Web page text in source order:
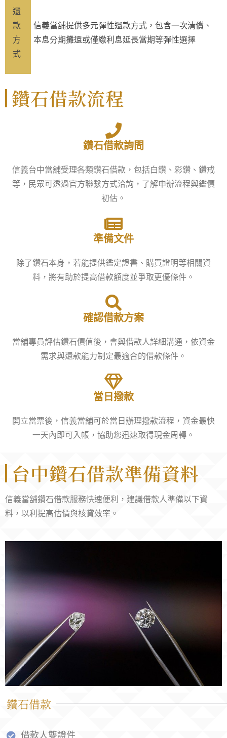
還
款
方
式
信義當舖提供多元彈性還款方式，包含一次清償、
本息分期攤還或僅繳利息延長當期等彈性選擇
鑽石借款流程
鑽石借款詢問
信義台中當舖受理各類鑽石借款，包括白鑽、彩鑽、鑽戒
等，民眾可透過官方聯繫方式洽詢，了解申辦流程與鑑價
初估。
準備文件
除了鑽石本身，若能提供鑑定證書、購買證明等相關資
料，將有助於提高借款額度並爭取更優條件。
確認借款方案
當舖專員評估鑽石價值後，會與借款人詳細溝通，依資金
需求與還款能力制定最適合的借款條件。
當日撥款
開立當票後，信義當舖可於當日辦理撥款流程，資金最快
一天內即可入帳，協助您迅速取得現金周轉。
台中鑽石借款準備資料
信義當舖鑽石借款服務快速便利，建議借款人準備以下資
料，以利提高估價與核貸效率。
鑽石借款
借款人雙證件